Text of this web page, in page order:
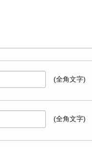
(全角文字)
(全角文字)